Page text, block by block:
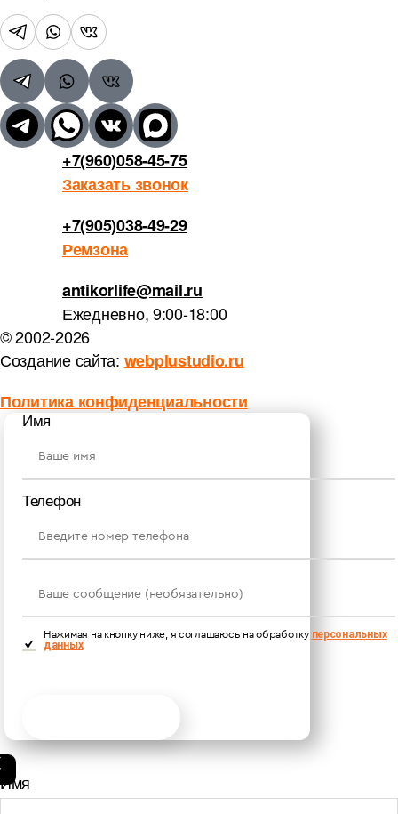
+7(960)058-45-75
Заказать звонок
+7(905)038-49-29
Ремзона
antikorlife@mail.ru
Ежедневно, 9:00-18:00
© 2002-2026
Создание сайта: webplustudio.ru
Политика конфиденциальности
Имя
Телефон
Нажимая на кнопку ниже, я cоглашаюсь на обработку персональных
данных
Имя